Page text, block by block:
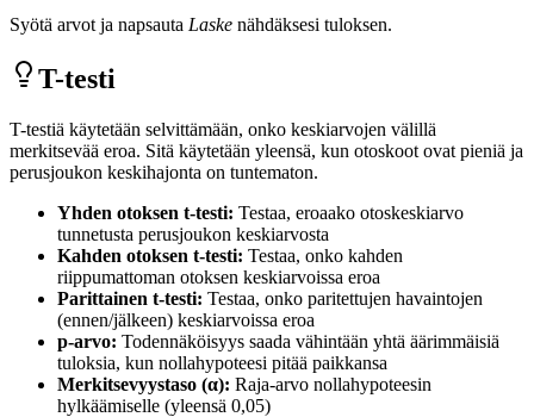
Syötä arvot ja napsauta Laske nähdäksesi tuloksen.
T-testi
T-testiä käytetään selvittämään, onko keskiarvojen välillä
merkitsevää eroa. Sitä käytetään yleensä, kun otoskoot ovat pieniä ja
perusjoukon keskihajonta on tuntematon.
Yhden otoksen t-testi: Testaa, eroaako otoskeskiarvo
tunnetusta perusjoukon keskiarvosta
Kahden otoksen t-testi: Testaa, onko kahden
riippumattoman otoksen keskiarvoissa eroa
Parittainen t-testi: Testaa, onko paritettujen havaintojen
(ennen/jälkeen) keskiarvoissa eroa
p-arvo: Todennäköisyys saada vähintään yhtä äärimmäisiä
tuloksia, kun nollahypoteesi pitää paikkansa
Merkitsevyystaso (α): Raja-arvo nollahypoteesin
hylkäämiselle (yleensä 0,05)